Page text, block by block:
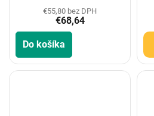
€55,80 bez DPH
€68,64
Do košíka